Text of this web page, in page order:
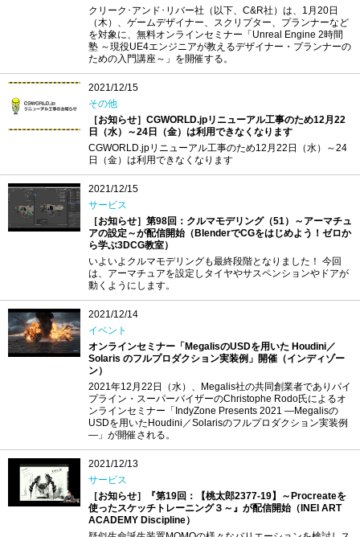
クリーク･アンド･リバー社（以下、C&R社）は、1月20日
（木）、ゲームデザイナー、スクリプター、プランナーなど
を対象に、無料オンラインセミナー「Unreal Engine 2時間
塾 ～現役UE4エンジニアが教えるデザイナー・プランナーの
ための入門講座～」を開催する。
2021/12/15
その他
［お知らせ］CGWORLD.jpリニューアル工事のため12月22
日（水）～24日（金）は利用できなくなります
CGWORLD.jpリニューアル工事のため12月22日（水）～24
日（金）は利用できなくなります
2021/12/15
サービス
［お知らせ］第98回：クルマモデリング（51）～アーマチュ
アの設定～が配信開始（BlenderでCGをはじめよう！ゼロか
ら学ぶ3DCG教室）
いよいよクルマモデリングも最終段階となりました！ 今回
は、アーマチュアを設定しタイヤやサスペンションやドアが
動くようにします。
2021/12/14
イベント
オンラインセミナー「MegalisのUSDを用いた Houdini／
Solaris のフルプロダクション実装例」開催（インディゾー
ン）
2021年12月22日（水）、Megalis社の共同創業者でありパイ
プライン・スーパーバイザーのChristophe Rodo氏によるオ
ンラインセミナー「IndyZone Presents 2021 ―Megalisの
USDを用いたHoudini／Solarisのフルプロダクション実装例
―」が開催される。
2021/12/13
サービス
［お知らせ］『第19回：【桃太郎2377-19】～Procreateを
使ったスケッチトレーニング３～』が配信開始（INEI ART
ACADEMY Discipline）